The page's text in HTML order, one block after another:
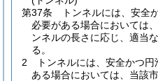
第37条
トンネルには、安全
必要がある場合においては
ンネルの長さに応じ、適当
る。
2
トンネルには、安全かつ
ある場合においては、当該